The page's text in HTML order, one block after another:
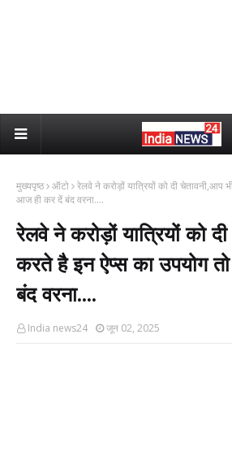
मुख्यपृष्ठ ऑटो रेलवे ने करोड़ों यात्रियों को दी चेतावनी,आप
आज ही कर दें बंद वरना....
रेलवे ने करोड़ों यात्रियों को
करते है इन ऐप्स का उपयोग
बंद वरना....
India news24 जून 02, 2025